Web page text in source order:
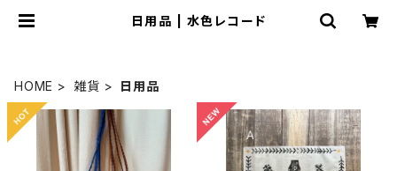
日用品 | 水色レコード
HOME 雑貨 日用品